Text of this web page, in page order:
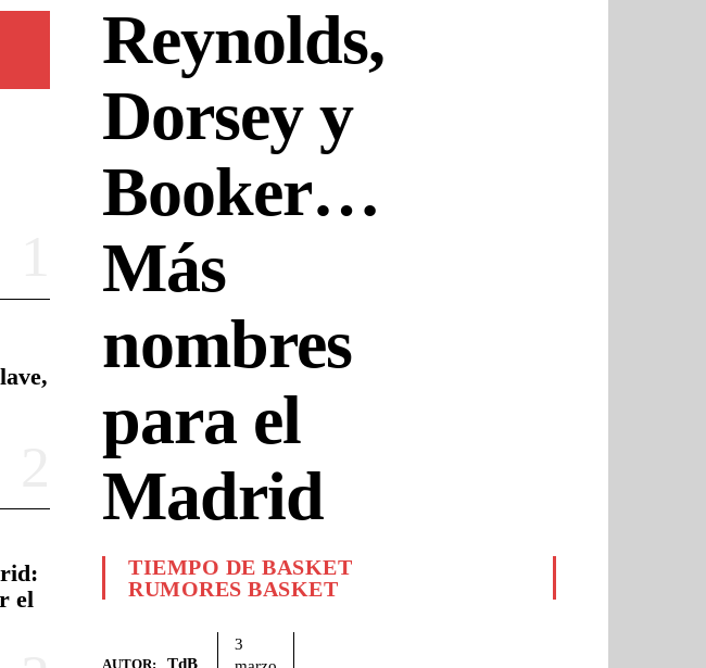
el
Reynolds,
Dorsey y
Booker…
Más
nombres
para el
Madrid
TIEMPO DE BASKET
RUMORES BASKET
AUTOR: TdB
3